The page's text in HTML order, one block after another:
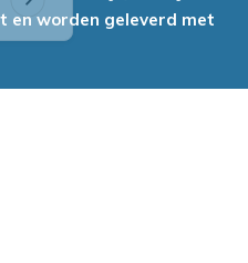
en worden geleverd met